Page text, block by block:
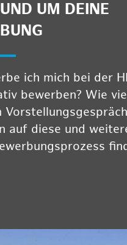
UM DEINE
ich mich bei der
bewerben? Wie
auf diese und